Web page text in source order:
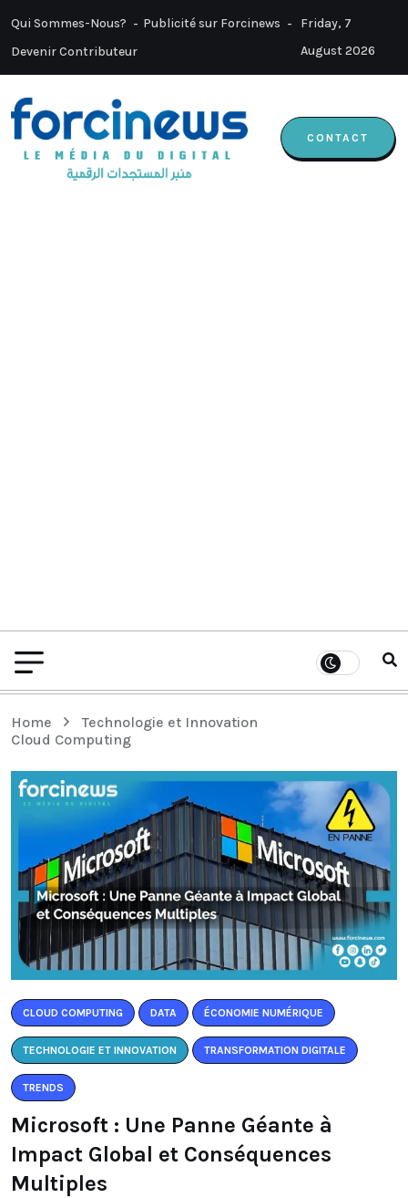
Qui Sommes-Nous?
Publicité sur Forcinews
Devenir Contributeur
Friday, 7
August 2026
CONTACT
Home
Technologie et Innovation
Cloud Computing
CLOUD COMPUTING DATA ÉCONOMIE NUMÉRIQUE
TECHNOLOGIE ET INNOVATION TRANSFORMATION DIGITALE
TRENDS
Microsoft : Une Panne Géante à
Impact Global et Conséquences
Multiples